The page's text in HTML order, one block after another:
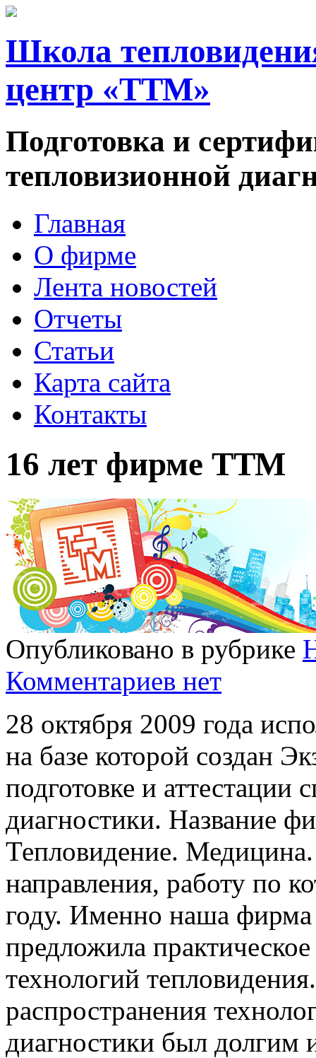
Школа
центр «ТТМ»
Подготовка и
тепловизионной
Главная
О фирме
Лента новостей
Отчеты
Статьи
Карта сайта
Контакты
16 лет фирме ТТМ
Опубликовано в рубрике
Комментариев нет
28 октября 2009 года
на базе которой создан
подготовке и аттестации
диагностики. Название
Тепловидение.
направления, работу по
году. Именно наша фирма
предложила
технологий
распространения
диагностики был долгим